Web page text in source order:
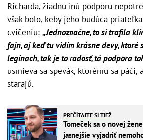
Richarda, žiadnu inú podporu
však bolo, keby jeho budúca
cvičeniu: „Jednoznačne, to si trafila
fajn, aj keď tu vidím krásne devy, ktoré
legínach, tak je to radosť, tá podpora
usmieva sa spevák, ktorému sa páči,
starajú.
PREČÍTAJTE SI TIEŽ
Tomeček sa o novej
jasnejšie vyjadriť